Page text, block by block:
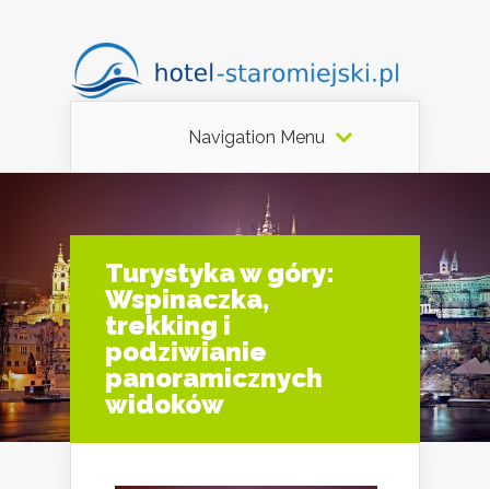
Navigation Menu
Turystyka w góry:
Wspinaczka,
trekking i
podziwianie
panoramicznych
widoków